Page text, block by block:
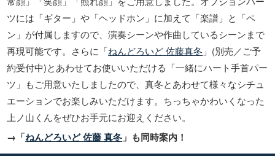
ツには「ギター」や「ヘッドホン」に加えて「楽譜」と「ペ
ン」が付属しますので、演奏シーンや作曲しているシーンまで
再現可能です。さらに「ねんどろいど 佐藤真冬 」(別売／ご予
約受付中)とあわせてお使いいただける「一緒にハート手首パー
ツ」もご用意いたしましたので、真冬とあわせて様々なシチュ
エーションでお楽しみいただけます。ちっちゃかわいくなった
上ノ山くんをぜひお手元にお迎えください。
→「ねんどろいど 佐藤 真冬 」も同時案内！